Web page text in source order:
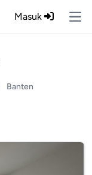
Masuk
Banten